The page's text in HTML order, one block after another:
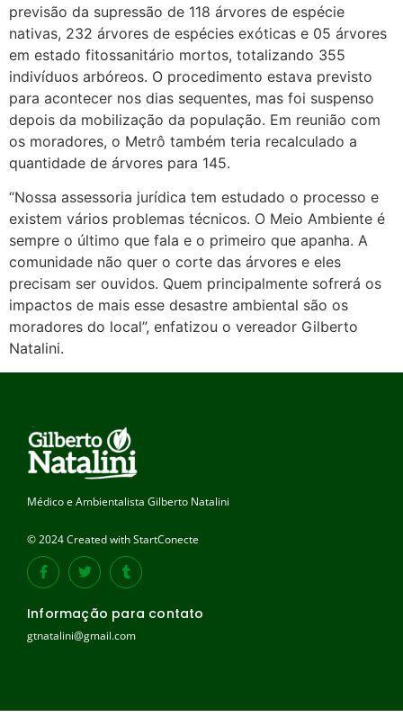
previsão da supressão de 118 árvores de espécie
nativas, 232 árvores de espécies exóticas e 05 árvores
em estado fitossanitário mortos, totalizando 355
indivíduos arbóreos. O procedimento estava previsto
para acontecer nos dias sequentes, mas foi suspenso
depois da mobilização da população. Em reunião com
os moradores, o Metrô também teria recalculado a
quantidade de árvores para 145.
“Nossa assessoria jurídica tem estudado o processo e
existem vários problemas técnicos. O Meio Ambiente é
sempre o último que fala e o primeiro que apanha. A
comunidade não quer o corte das árvores e eles
precisam ser ouvidos. Quem principalmente sofrerá os
impactos de mais esse desastre ambiental são os
moradores do local”, enfatizou o vereador Gilberto
Natalini.
Médico e Ambientalista Gilberto Natalini
© 2024 Created with StartConecte
Informação para contato
gtnatalini@gmail.com